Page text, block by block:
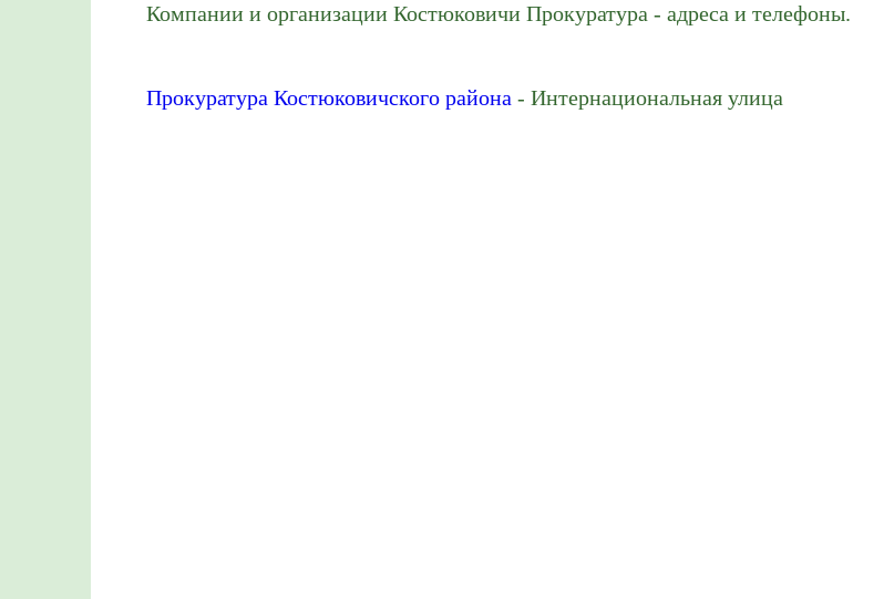
Компании и организации Костюковичи Прокуратура - адреса и телефоны.
Прокуратура Костюковичского района - Интернациональная улица